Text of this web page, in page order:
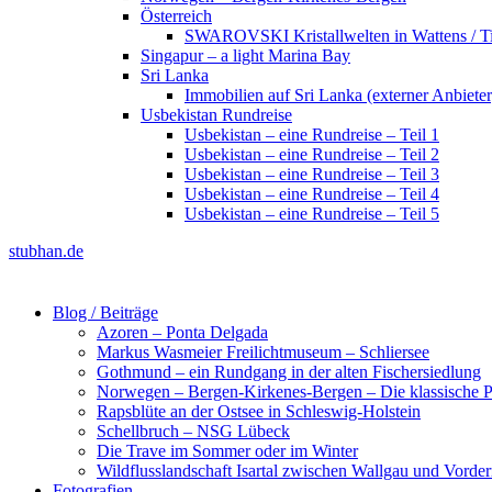
Österreich
SWAROVSKI Kristallwelten in Wattens /
Singapur – a light Marina Bay
Sri Lanka
Immobilien auf Sri Lanka (externer
Usbekistan Rundreise
Usbekistan – eine Rundreise – Teil 1
Usbekistan – eine Rundreise – Teil 2
Usbekistan – eine Rundreise – Teil 3
Usbekistan – eine Rundreise – Teil 4
Usbekistan – eine Rundreise – Teil 5
stubhan.de
Blog / Beiträge
Azoren – Ponta Delgada
Markus Wasmeier Freilichtmuseum – Schliersee
Gothmund – ein Rundgang in der alten Fischersiedlung
Norwegen – Bergen-Kirkenes-Bergen – Die klassische
Rapsblüte an der Ostsee in Schleswig-Holstein
Schellbruch – NSG Lübeck
Die Trave im Sommer oder im Winter
Wildflusslandschaft Isartal zwischen Wallgau und